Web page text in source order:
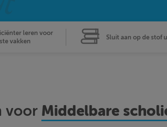
leren voor
vakken
Sluit aan op de stof
voor Middelbare